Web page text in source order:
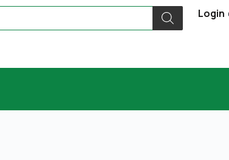
Login